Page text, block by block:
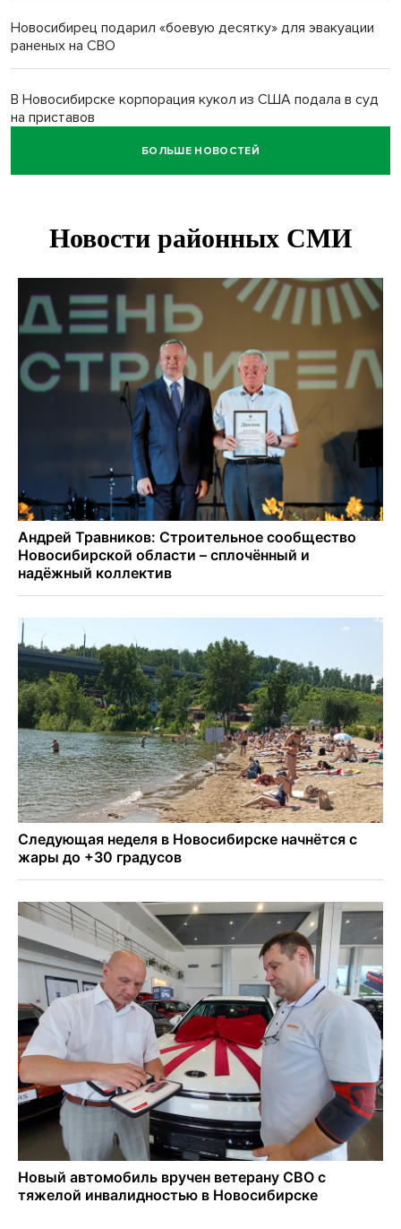
Новосибирец подарил «боевую десятку» для эвакуации
раненых на СВО
В Новосибирске корпорация кукол из США подала в суд
на приставов
В Новосибирске минздрав объявил бесплатную
В Новосибирске врачи прооперировали 25 тысяч
Знаменитый орангутан Бату отметил юбилей в
новосибирском зоопарке
Новосибирские хирурги спасли сердце восьмиклассницы
с донорским клапаном
БОЛЬШЕ НОВОСТЕЙ